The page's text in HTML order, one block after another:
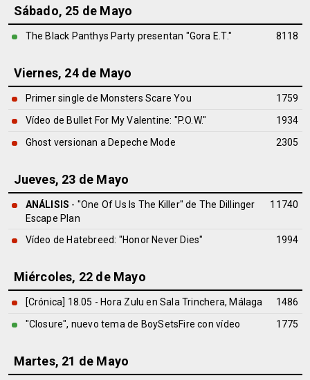
Sábado, 25 de Mayo
The Black Panthys Party presentan "Gora E.T." 8118
Viernes, 24 de Mayo
Primer single de Monsters Scare You
1759
Vídeo de Bullet For My Valentine: "P.O.W."
1934
Ghost versionan a Depeche Mode
2305
Jueves, 23 de Mayo
ANÁLISIS - "One Of Us Is The Killer" de The Dillinger
Escape Plan
11740
Vídeo de Hatebreed: "Honor Never Dies" 1994
Miércoles, 22 de Mayo
[Crónica] 18.05 - Hora Zulu en Sala Trinchera, Málaga
1486
"Closure", nuevo tema de BoySetsFire con vídeo
1775
Martes, 21 de Mayo